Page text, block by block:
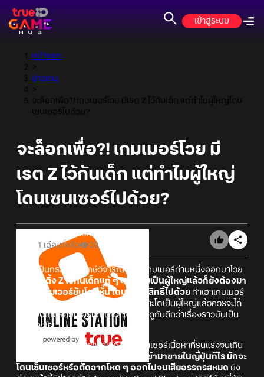
เข้าสู่ระบบ
หน้าแรก
>
ข่าวเกม
>
จะล็อกเพื่อ?! เกมเมอร์โวย มีเรต Z ไว้กันเด็ก แต่ทำไมผู้ใหญ่โดน
เซนเซอร์ไปด้วย?
จะล็อกเพื่อ?! เกมเมอร์โวย มี
เรต Z ไว้กันเด็ก แต่ทำไมผู้ใหญ่
โดนเซนเซอร์ไปด้วย?
Online Station
1 เดือนที่แล้ว
20
กลายเป็นกระแสวิพากษ์วิจารณ์ เมื่อมีเกมเมอร์ท่านหนึ่งออกมาโวย
มีเรตติ้ง Z ไว้กันเด็กแท้ ๆ แต่ทำไมเป็นผู้ใหญ่แล้วก็ยังต้องมา
นั่งเล่นเกมเวอร์ชันโดนหั่น โดนจำกัดสิทธิ์ไปด้วย ทำเอาเกมเมอร์
อีกหลายท่านบอกว่าเห็นด้วยสุด ๆ เพราะโตเป็นผู้ใหญ่แล้วควรจะได้
เล่นแบบเต็มร้อยเปอร์เซ็นได้แล้ว เรามาดูกันดีกว่าเรื่องราวมันเป็น
มาอย่างไร!
ดูเหมือนที่ญี่ปุ่นจะมีดราม่าเรื่องการเซ็นเซอร์เนื้อหาที่รุนแรงจนเกิน
เพราะเวลาเอาเกมต่างประเทศเข้ามาขายในญี่ปุ่นทีไร มักจะ
โดนเซ็นเซอร์หรือตัดฉากโหด ๆ ออกไปจนเสียอรรถรสหมด ยิ่ง